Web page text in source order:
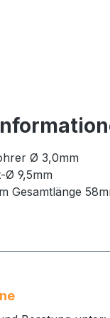
Ø 3,0mm
Ø 9,5mm
Gesamtlänge